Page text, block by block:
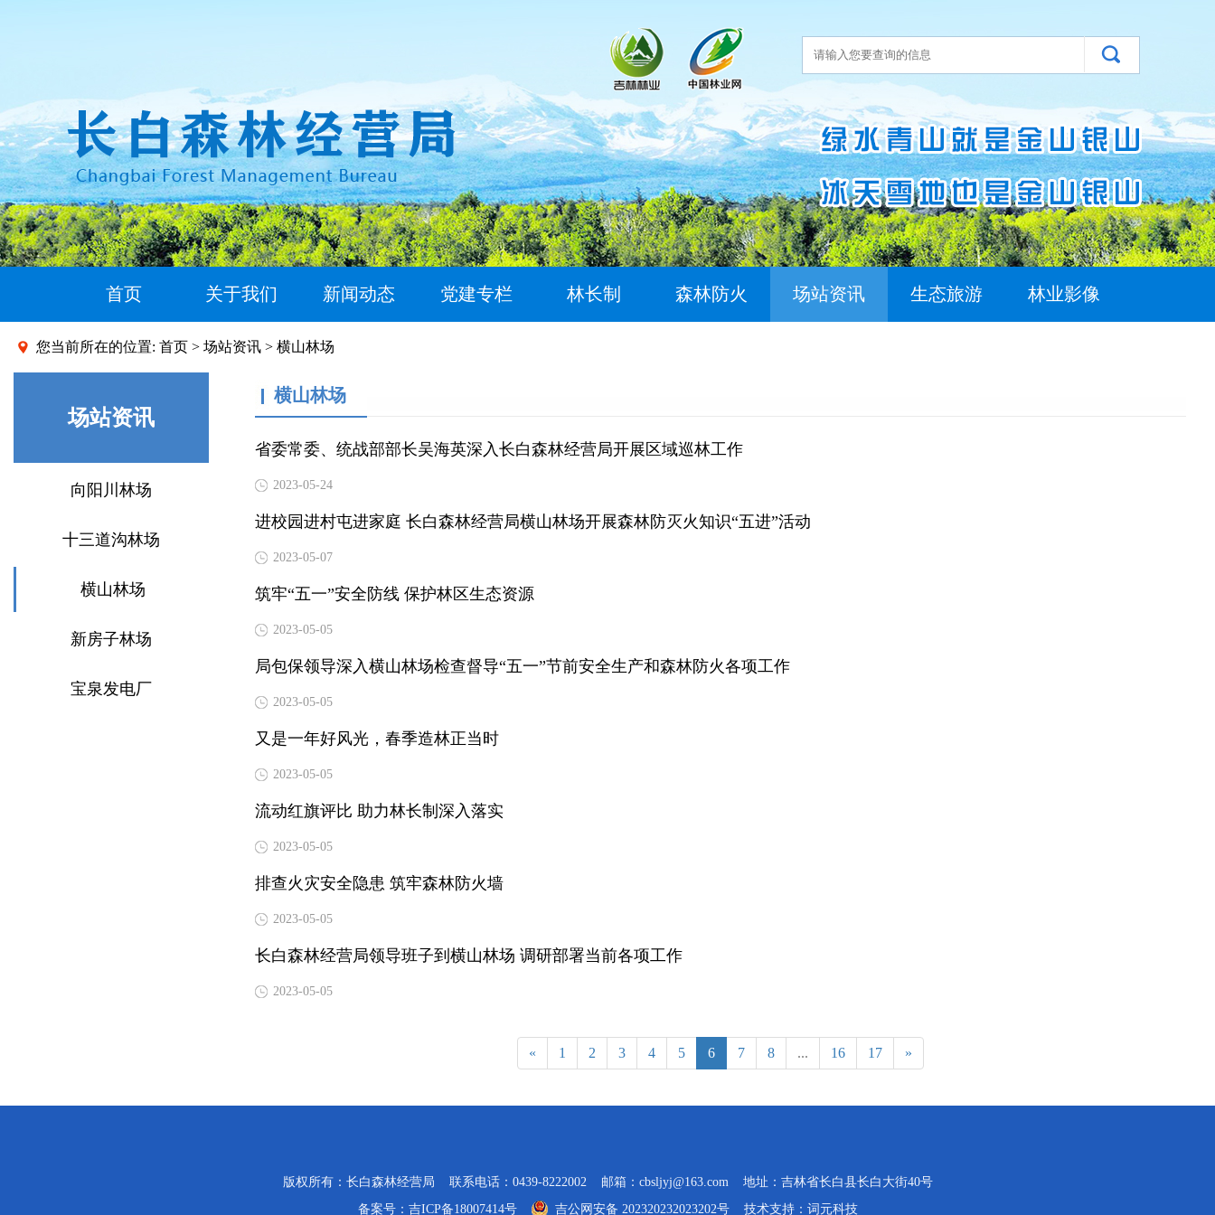
首页 关于我们 新闻动态 党建专栏 林长制 森林防火 场站资讯 生态旅游 林业影像
您当前所在的位置: 首页 > 场站资讯 > 横山林场
场站资讯
向阳川林场
十三道沟林场
横山林场
新房子林场
宝泉发电厂
横山林场
省委常委、统战部部长吴海英深入长白森林经营局开展区域巡林工作
2023-05-24
进校园进村屯进家庭 长白森林经营局横山林场开展森林防灭火知识“五进”活动
2023-05-07
筑牢“五一”安全防线 保护林区生态资源
2023-05-05
局包保领导深入横山林场检查督导“五一”节前安全生产和森林防火各项工作
2023-05-05
又是一年好风光，春季造林正当时
2023-05-05
流动红旗评比 助力林长制深入落实
2023-05-05
排查火灾安全隐患 筑牢森林防火墙
2023-05-05
长白森林经营局领导班子到横山林场 调研部署当前各项工作
2023-05-05
« 1 2 3 4 5 6 7 8 ... 16 17 »
版权所有：长白森林经营局 联系电话：0439-8222002 邮箱：cbsljyj@163.com 地址：吉林省长白县长白大街40号
备案号： 吉ICP备18007414号 吉公网安备 202320232023202号技术支持： 词元科技